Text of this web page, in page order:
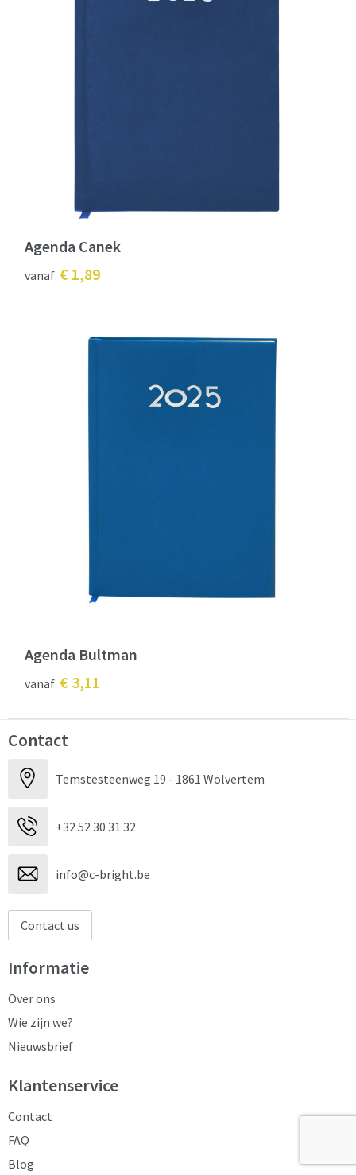
Agenda Canek
vanaf € 1,89
Agenda Bultman
vanaf € 3,11
Contact
Temstesteenweg 19 - 1861 Wolvertem
+32 52 30 31 32
info@c-bright.be
Contact us
Informatie
Over ons
Wie zijn we?
Nieuwsbrief
Klantenservice
Contact
FAQ
Blog